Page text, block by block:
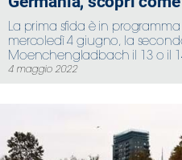
La prima sfida è in
mercoledì 4 giugno, la
Moenchengladbach il 13 o il
4 maggio 2022